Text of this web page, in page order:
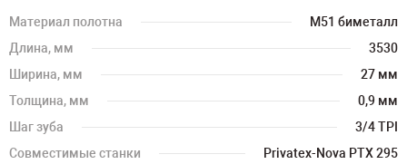
Материал полотна
M51 биметалл
Длина, мм
3530
Ширина, мм
27 мм
Толщина, мм
0,9 мм
Шаг зуба
3/4 TPI
Совместимые станки
Privatex-Nova PTX 295